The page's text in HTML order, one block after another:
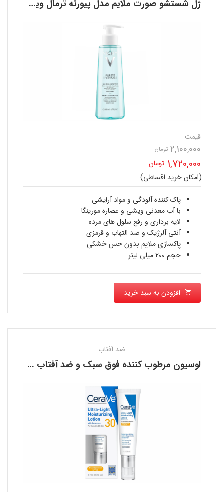
ژل شستشو صورت ملایم مدل پیورته ترمال ویشی VICHY
قیمت
2,100,000 تومان
اصلی
2,100,000 تومان
بود.
1,720,000 تومان
قیمت
فعلی
1,720,000 تومان
است.
(امکان خرید اقساطی)
پاک کننده آلودگی و مواد آرایشی
با آب معدنی ویشی و عصاره مورینگا
لایه برداری و رفع سلول های مرده
آنتی آلرژیک و ضد التهاب و قرمزی
پاکسازی ملایم بدون حس خشکی
حجم 200 میلی لیتر
افزودن به سبد خرید
ضد آفتاب
لوسیون مرطوب کننده فوق سبک و ضد آفتاب سراوی CERAVE